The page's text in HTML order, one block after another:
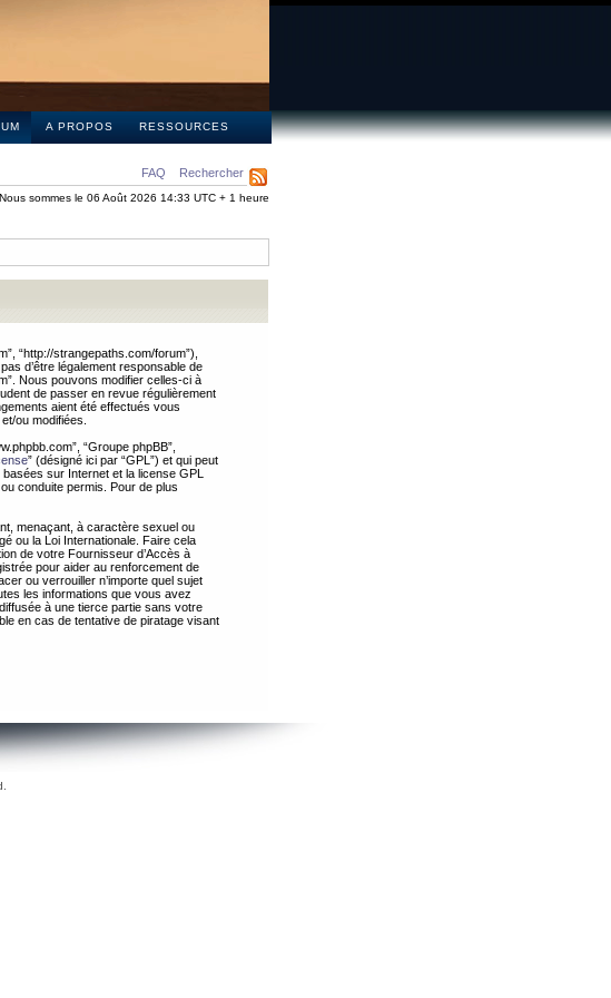
A PROPOS RESSOURCES
FAQ Rechercher
Nous sommes le 06 Août 2026 14:33 UTC + 1 heure
“http://strangepaths.com/forum”),
d’être légalement responsable de
Nous pouvons modifier celles-ci à
de passer en revue régulièrement
aient été effectués vous
ou modifiées.
“Groupe phpBB”,
” (désigné ici par “GPL”) et qui peut
sur Internet et la license GPL
conduite permis. Pour de plus
menaçant, à caractère sexuel ou
ou la Loi Internationale. Faire cela
de votre Fournisseur d’Accès à
pour aider au renforcement de
ou verrouiller n’importe quel sujet
les informations que vous avez
à une tierce partie sans votre
en cas de tentative de piratage visant